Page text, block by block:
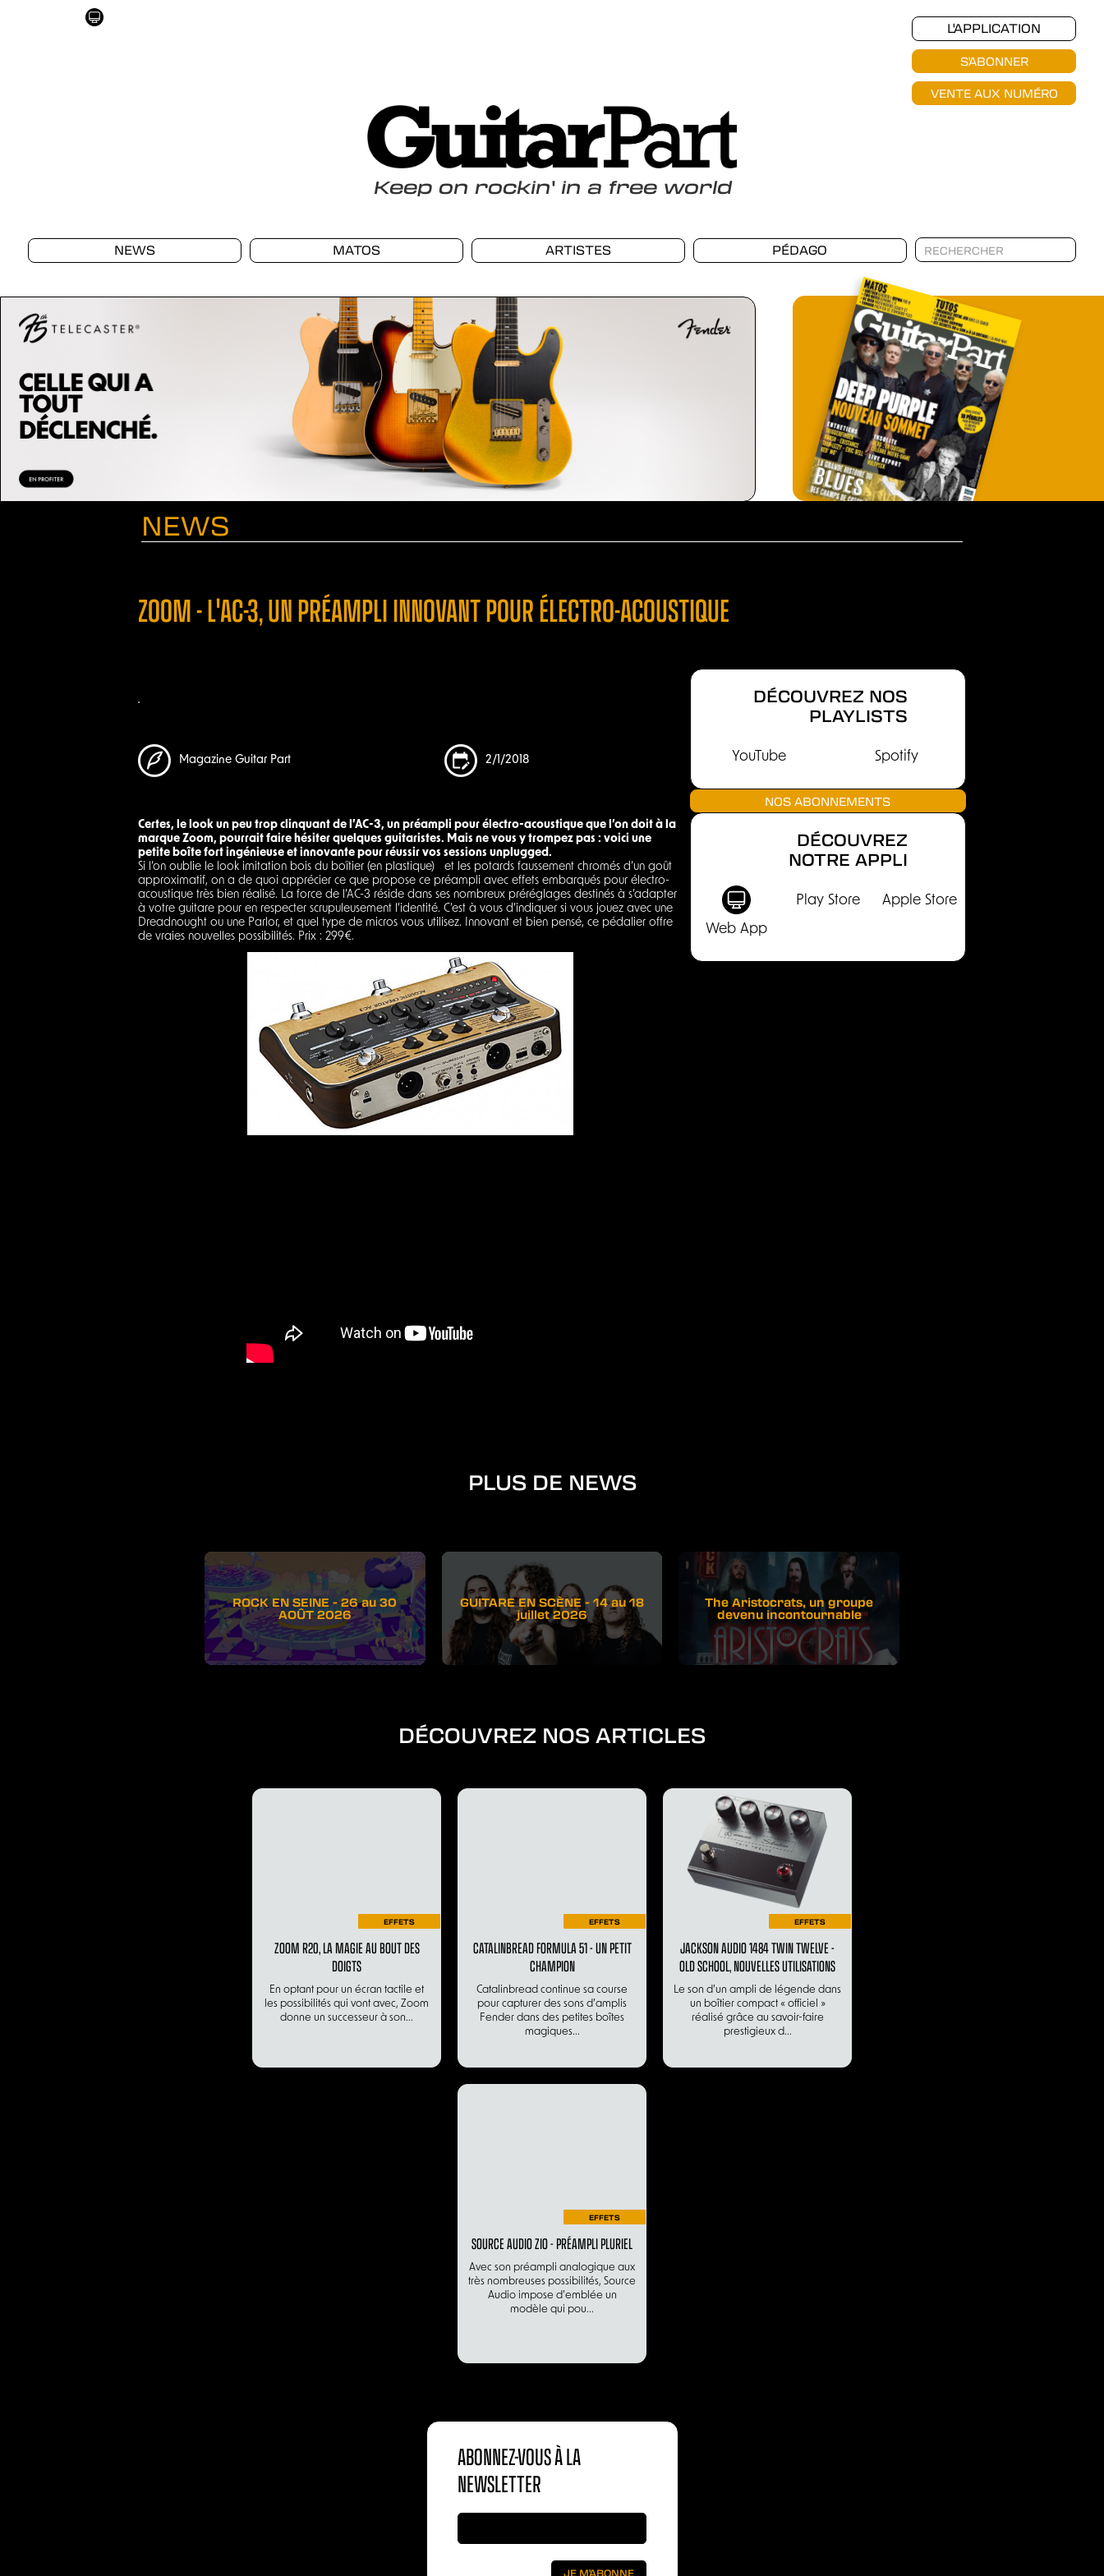
L'APPLICATION
S'ABONNER
VENTE AUX NUMÉRO
Keepon rockin' in a free world
NEWS MATOS ARTISTES PÉDAGO
NEWS
ZOOM - L'AC-3, UN PRÉAMPLI INNOVANT POUR ÉLECTRO-ACOUSTIQUE
Magazine Guitar Part 2/1/2018
Certes, le look un peu trop clinquant de l’AC-3, un préampli pour électro-acoustique que l’on doit à la
marque Zoom, pourrait faire hésiter quelques guitaristes. Mais ne vous y trompez pas : voici une
petite boîte fort ingénieuse et innovante pour réussir vos sessions unplugged.
Si l’on oublie le look imitation bois du boîtier (en plastique) et les potards faussement chromés d’un goût
approximatif, on a de quoi apprécier ce que propose ce préampli avec effets embarqués pour électro-
acoustique très bien réalisé. La force de l’AC-3 réside dans ses nombreux préréglages destinés à s’adapter
à votre guitare pour en respecter scrupuleusement l’identité. C’est à vous d’indiquer si vous jouez avec une
Dreadnought ou une Parlor, et quel type de micros vous utilisez. Innovant et bien pensé, ce pédalier offre
de vraies nouvelles possibilités. Prix : 299€.
DÉCOUVREZ NOS
PLAYLISTS
YouTube Spotify
NOS ABONNEMENTS
DÉCOUVREZ
NOTRE APPLI
Web App
Play Store Apple Store
PLUS DE NEWS
ROCK EN SEINE - 26 au 30
AOÛT 2026
GUITARE EN SCÈNE - 14 au 18
juillet 2026
The Aristocrats, un groupe
devenu incontournable
DÉCOUVREZ NOS ARTICLES
EFFETS
ZOOM R20, LA MAGIE AU BOUT DES
DOIGTS
En optant pour un écran tactile et
les possibilités qui vont avec, Zoom
donne un successeur à son...
EFFETS
CATALINBREAD FORMULA 51 - UN PETIT
CHAMPION
Catalinbread continue sa course
pour capturer des sons d’amplis
Fender dans des petites boîtes
magiques...
EFFETS
JACKSON AUDIO 1484 TWIN TWELVE -
OLD SCHOOL, NOUVELLES UTILISATIONS
Le son d’un ampli de légende dans
un boîtier compact « officiel »
réalisé grâce au savoir-faire
prestigieux d...
EFFETS
SOURCE AUDIO ZIO - PRÉAMPLI PLURIEL
Avec son préampli analogique aux
très nombreuses possibilités, Source
Audio impose d’emblée un
modèle qui pou...
ABONNEZ-VOUS À LA
NEWSLETTER